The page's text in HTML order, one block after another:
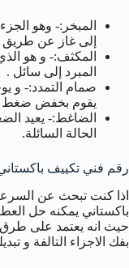
المبخر:- وهو
إلى غاز عن
المكثف:- و هو
المبرد إلى سائل .
صمام التمدد:- و
يقوم بخفض ضغط
الضاغط:- يعيد
الحالة السائلة.
رقم فني تكييف
اذا كنت تبحث عن
باكستاني يمكنه حل
حيث انه يعتمد على طرق
بفك الاجزاء التالفة و